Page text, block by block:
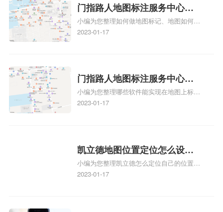
门指路人地图标注服务中心如
何做花小猪打车地图位置标
记？门指路人地图标注服务中
小编为您整理如何做地图标记、地图如何做
标记、so搜街景中如何做标记、360e启花贷
关地图标注知识，详情可查看下方正文！
2023-01-17
门指路人地图标注服务中心地
图位置地址标记？门指路人地
图标注服务中心苹果地图位置
小编为您整理哪些软件能实现在地图上标记
门指路人地图标注服务中心位置、门指路人
门指路人地图标注服务中心地址标注上地图
怎么弄相关地图标注知识，详情可查看下方
正文！
2023-01-17
凯立德地图位置定位怎么设置
自己的指路人地图标注服务中
心名？凯立德地图位置定位怎
小编为您整理凯立德怎么定位自己的位置
啊、手机凯立德地图定位怎么设置往上走、
2023-01-17